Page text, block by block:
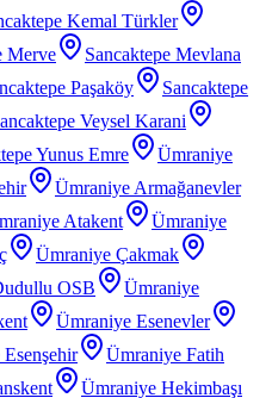
Kemal Türkler
Merve
Sancaktepe Mevlana
Paşaköy
Sancaktepe
Veysel Karani
Yunus Emre
Ümraniye
Ümraniye Armağanevler
Atakent
Ümraniye
Ümraniye Çakmak
OSB
Ümraniye
Ümraniye Esenevler
Ümraniye Fatih
Ümraniye Hekimbaşı